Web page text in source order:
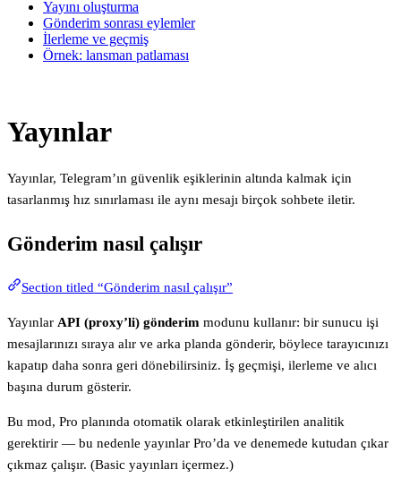
Yayını oluşturma
Gönderim sonrası eylemler
İlerleme ve geçmiş
Örnek: lansman patlaması
Yayınlar
Yayınlar, Telegram’ın güvenlik eşiklerinin altında kalmak için
tasarlanmış hız sınırlaması ile aynı mesajı birçok sohbete iletir.
Gönderim nasıl çalışır
Section titled “Gönderim nasıl çalışır”
Yayınlar API (proxy’li) gönderim modunu kullanır: bir sunucu işi
mesajlarınızı sıraya alır ve arka planda gönderir, böylece tarayıcınızı
kapatıp daha sonra geri dönebilirsiniz. İş geçmişi, ilerleme ve alıcı
başına durum gösterir.
Bu mod, Pro planında otomatik olarak etkinleştirilen analitik
gerektirir — bu nedenle yayınlar Pro’da ve denemede kutudan çıkar
çıkmaz çalışır. (Basic yayınları içermez.)